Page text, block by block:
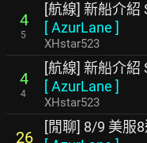
4
5
[航線] 新船介紹
[AzurLane ]
XHstar523
4
4
[航線] 新船介紹
[AzurLane ]
XHstar523
26
[閒聊] 8/9 美服